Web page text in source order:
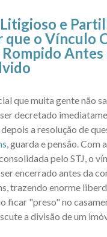
e
que o Vínculo
Rompido Antes
que muita gente não
decretado
a resolução de
, guarda e pensão. Com
pelo STJ, o
encerrado antes da
trazendo enorme
ficar "preso" no
a divisão de um